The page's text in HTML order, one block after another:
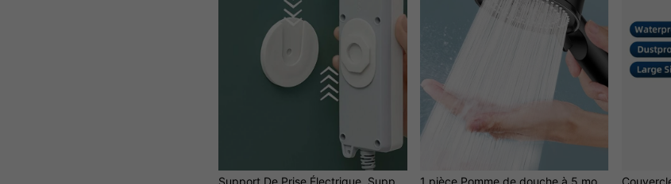
1 pièce Pomme de douche à 5 modes avec augmentation de pression, accessoires de salle de bain, outils de salle de bain